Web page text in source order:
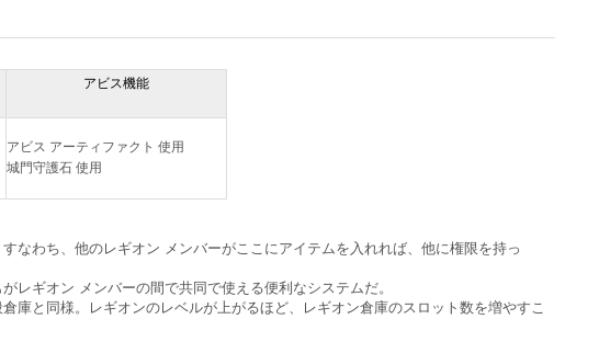
アビス機能
アビス アーティファクト 使用
城門守護石 使用
すなわち、他のレギオン メンバーがここにアイテムを入れれば、他に権限を持っ
レギオン メンバーの間で共同で使える便利なシステムだ。
庫と同様。レギオンのレベルが上がるほど、レギオン倉庫のスロット数を増やすこ